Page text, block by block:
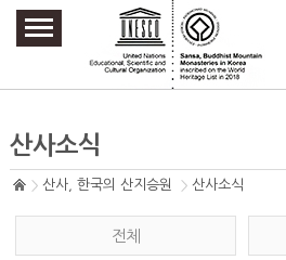
주요메뉴 바로가기
본문 바로가기
하단메뉴 바로가기
산사소식
산사, 한국의 산지승원 산사소식
전체